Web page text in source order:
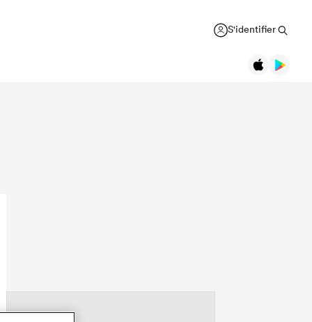
S'identifier